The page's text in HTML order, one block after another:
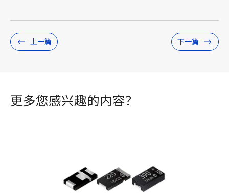
上一篇 下一篇
更多您感兴趣的内容？